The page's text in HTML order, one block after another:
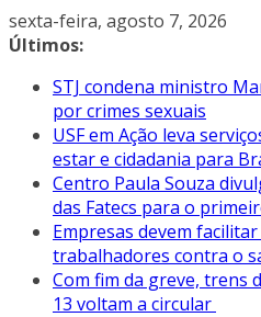
Pular
para
conteúdo
sexta-feira, agosto 7, 2026
Últimos:
STJ condena ministro
por crimes sexuais
USF em Ação leva
estar e cidadania para
Centro Paula Souza
das Fatecs para o
Empresas devem
trabalhadores contra o
Com fim da greve, trens
13 voltam a circular